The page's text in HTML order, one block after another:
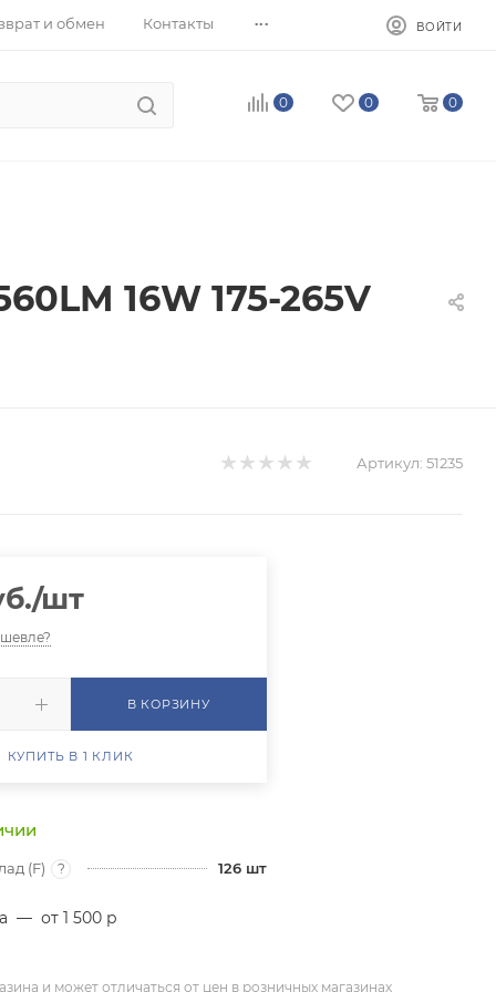
и обмен Контакты ... ВОЙТИ
0 0 0
16W 175-265V
Артикул: 51235
/шт
В КОРЗИНУ
КУПИТЬ В 1 КЛИК
(F) ? 126 шт
— от 1 500 р
и может отличаться от цен в розничных магазинах